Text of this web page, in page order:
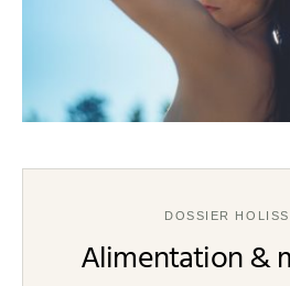
DOSSIER
Alimentation &